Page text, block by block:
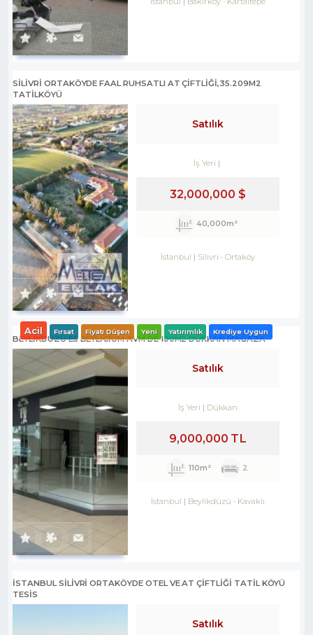
SILIVRI ORTAKÖYDE FAAL RUHSATLI AT ÇIFTLIĞI,35.209M2
TATILKÖYÜ
Satılık
İş Yeri
32,000,000 $
40,000m²
İstanbul Silivri -Ortaköy
BEYLİKDÜZÜ E5 BEYLİCİUM AVM DE 100M2 DÜKKAN MAĞAZA
Acil Fırsat Fiyatı Düşen Yeni Yatırımlık Krediye Uygun
Satılık
İş Yeri Dükkan
9,000,000 TL
110m² 2
İstanbul Beylikdüzü - Kavaklı
İSTANBUL SİLİVRİ ORTAKÖYDE OTEL VE AT ÇİFTLİĞİ TATİL KÖYÜ
TESİS
Satılık